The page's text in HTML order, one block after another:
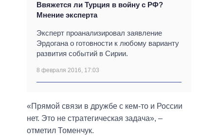
Ввяжется ли Турция в войну с РФ?
Мнение эксперта
Эксперт проанализировал заявление
Эрдогана о готовности к любому варианту
развития событий в Сирии.
8 февраля 2016, 17:03
«Прямой связи в дружбе с кем-то и России
нет. Это не стратегическая задача», –
отметил Томенчук.